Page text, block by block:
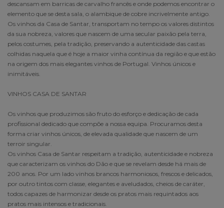
descansam em barricas de carvalho francês e onde podemos encontrar o
elemento que se desta sala, o alambique de cobre incrivelmente antigo.
Os vinhos da Casa de Santar, transportam no tempo os valores distintos
da sua nobreza, valores que nascem de uma secular paixão pela terra,
pelos costumes, pela tradição, preservando a autenticidade das castas
colhidas naquela que é hoje a maior vinha contínua da região e que estão
na origem dos mais elegantes vinhos de Portugal. Vinhos únicos e
inimitáveis.
VINHOS CASA DE SANTAR
Os vinhos que produzimos são fruto do esforço e dedicação de cada
profissional dedicado que compõe a nossa equipa. Procuramos desta
forma criar vinhos únicos, de elevada qualidade que nascem de um
terroir singular.
Os vinhos Casa de Santar respeitam a tradição, autenticidade e nobreza
que caracterizam os vinhos do Dão e que se revelam desde há mais de
200 anos. Por um lado vinhos brancos harmoniosos, frescos e delicados,
por outro tintos com classe, elegantes e aveludados, cheios de caráter,
todos capazes de harmonizar desde os pratos mais requintados aos
pratos mais intensos e tradicionais.